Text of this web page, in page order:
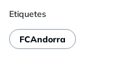
Etiquetes
FCAndorra